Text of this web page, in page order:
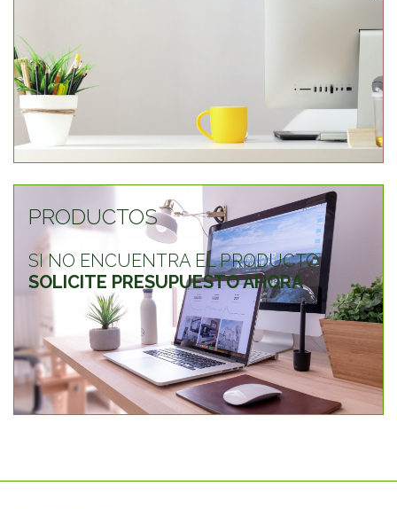
PRODUCTOS
SI NO ENCUENTRA EL PRODUCTO
SOLICITE PRESUPUESTO AHORA